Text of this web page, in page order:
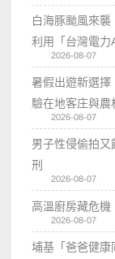
白海豚颱風來
利用「台灣電力
2026-08-07
暑假出遊新選
驗在地客庄與農
2026-08-07
男子性侵偷拍
刑
2026-08-07
高溫廚房藏危
2026-08-07
埔基「爸爸健